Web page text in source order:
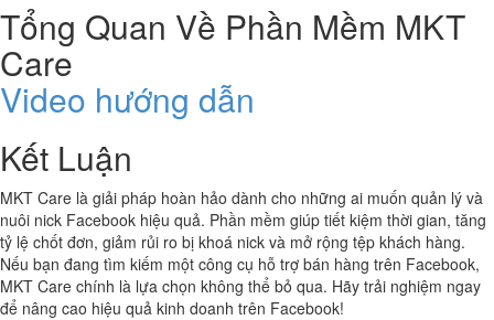
Tổng Quan Về Phần Mềm MKT
Care
Video hướng dẫn
Kết Luận
MKT Care là giải pháp hoàn hảo dành cho những ai muốn quản lý và
nuôi nick Facebook hiệu quả. Phần mềm giúp tiết kiệm thời gian, tăng
tỷ lệ chốt đơn, giảm rủi ro bị khoá nick và mở rộng tệp khách hàng.
Nếu bạn đang tìm kiếm một công cụ hỗ trợ bán hàng trên Facebook,
MKT Care chính là lựa chọn không thể bỏ qua. Hãy trải nghiệm ngay
để nâng cao hiệu quả kinh doanh trên Facebook!